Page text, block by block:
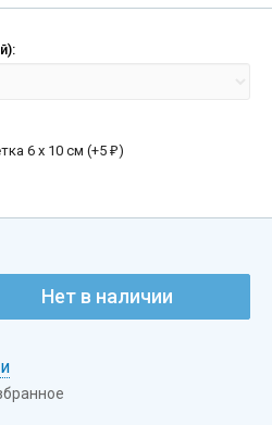
6 х 10 см (+5 ₽)
Нет в наличии